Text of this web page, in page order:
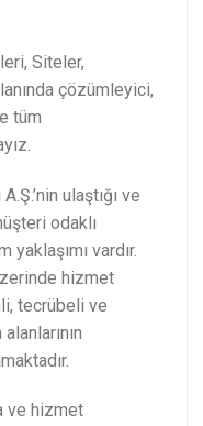
Siteler,
çözümleyici,
tüm
ulaştığı ve
odaklı
vardır.
hizmet
tecrübeli ve
ve hizmet